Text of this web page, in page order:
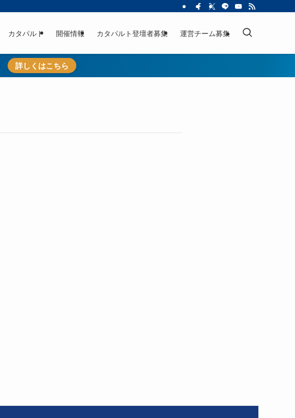
カタパルト 開催情報 カタパルト登壇者募集 運営チーム募集
詳しくはこちら